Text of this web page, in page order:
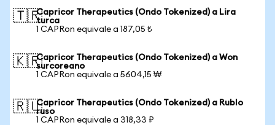
🇹🇷Capricor Therapeutics (Ondo Tokenized) a Lira
turca
1 CAPRon equivale a 187,05 ₺
🇰🇷Capricor Therapeutics (Ondo Tokenized) a Won
surcoreano
1 CAPRon equivale a 5604,15 ₩
🇷🇺Capricor Therapeutics (Ondo Tokenized) a Rublo
ruso
1 CAPRon equivale a 318,33 ₽